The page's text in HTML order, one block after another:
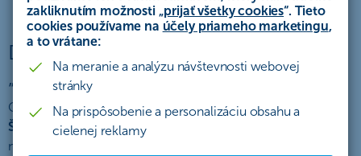
zakliknutím možnosti „prijať všetky cookies“. Tieto
cookies používame na účely priameho marketingu,
a to vrátane:
Na meranie a analýzu návštevnosti webovej
stránky
Na prispôsobenie a personalizáciu obsahu a
cielenej reklamy
DODATOK Č. 1 K ŠTATÚTU AKCIE
„Každý deň smart”
Organizátor akcietýmto Dodatkom mení a dopĺňa znenie
Štatútu akcie- „Každý deň smart” zo dňa 30.09.2024
nasledovne: